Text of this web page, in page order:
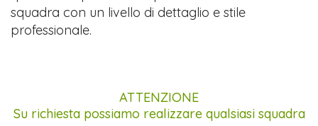
squadra con un livello di dettaglio e stile
professionale.
ATTENZIONE
Su richiesta possiamo realizzare qualsiasi squadra